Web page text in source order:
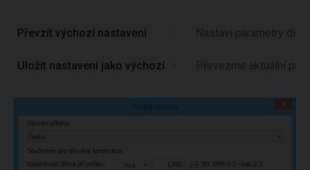
Převzít výchozí nastavení Nastaví parametry
Uložit nastavení jako výchozí Převezme aktuální